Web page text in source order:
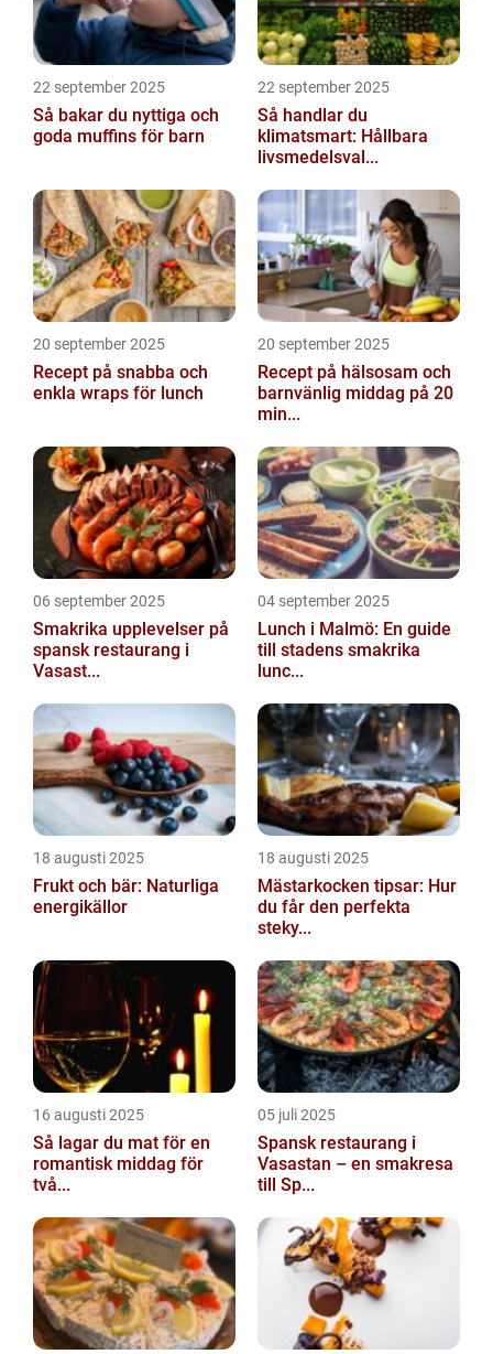
22 september 2025
Så bakar du nyttiga och
goda muffins för barn
22 september 2025
Så handlar du
klimatsmart: Hållbara
livsmedelsval...
20 september 2025
Recept på snabba och
enkla wraps för lunch
20 september 2025
Recept på hälsosam och
barnvänlig middag på 20
min...
06 september 2025
Smakrika upplevelser på
spansk restaurang i
Vasast...
04 september 2025
Lunch i Malmö: En guide
till stadens smakrika
lunc...
18 augusti 2025
Frukt och bär: Naturliga
energikällor
18 augusti 2025
Mästarkocken tipsar: Hur
du får den perfekta
steky...
16 augusti 2025
Så lagar du mat för en
romantisk middag för
två...
05 juli 2025
Spansk restaurang i
Vasastan – en smakresa
till Sp...